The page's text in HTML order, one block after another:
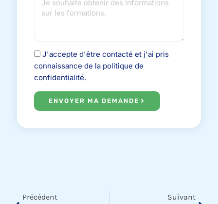
J'accepte d'être contacté et j'ai pris
connaissance de la politique de
confidentialité.
ENVOYER MA DEMANDE
Précédent Suivant